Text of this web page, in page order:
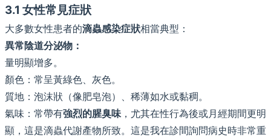
3.1 女性常見症狀
大多數女性患者的滴蟲感染症狀相當典型：
異常陰道分泌物：
量明顯增多。
顏色：常呈黃綠色、灰色。
質地：泡沫狀（像肥皂泡）、稀薄如水或黏稠。
氣味：常帶有強烈的腥臭味 ，尤其在性行為後或月經期間更明
顯，這是滴蟲代謝產物所致。這是我在診間詢問病史時非常重